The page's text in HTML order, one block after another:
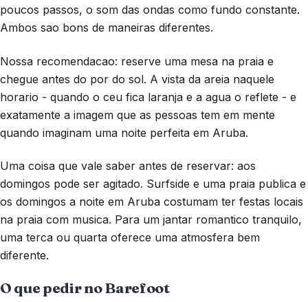
poucos passos, o som das ondas como fundo constante.
Ambos sao bons de maneiras diferentes.
Nossa recomendacao: reserve uma mesa na praia e
chegue antes do por do sol. A vista da areia naquele
horario - quando o ceu fica laranja e a agua o reflete - e
exatamente a imagem que as pessoas tem em mente
quando imaginam uma noite perfeita em Aruba.
Uma coisa que vale saber antes de reservar: aos
domingos pode ser agitado. Surfside e uma praia publica e
os domingos a noite em Aruba costumam ter festas locais
na praia com musica. Para um jantar romantico tranquilo,
uma terca ou quarta oferece uma atmosfera bem
diferente.
O que pedir no Barefoot